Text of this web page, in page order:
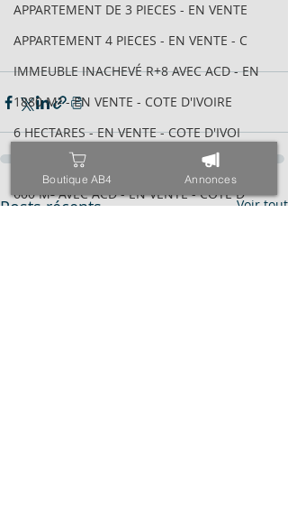
APPARTEMENT DE 3 PIECES - EN VENTE
APPARTEMENT 4 PIECES - EN VENTE - C
IMMEUBLE INACHEVÉ R+8 AVEC ACD - EN
1880 M² - EN VENTE - COTE D'IVOIRE
6 HECTARES - EN VENTE - COTE D'IVOI
1838 M² - EN VENTE - COTE D'IVOIRE
600 M² AVEC ACD - EN VENTE - COTE D
Posts récents Voir tout
Boutique AB4 Annonces